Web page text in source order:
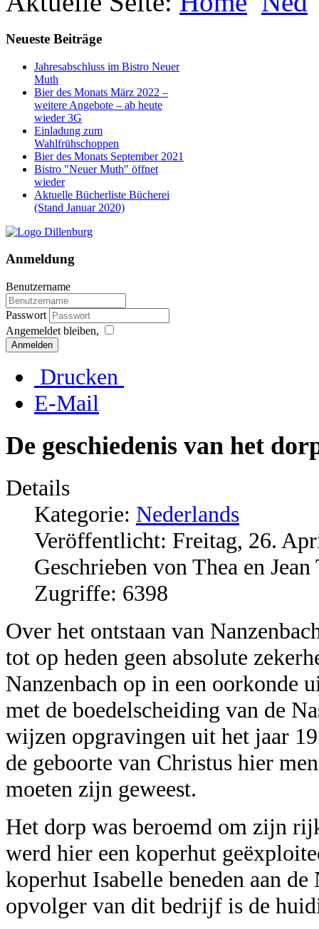
Neueste Beiträge
Jahresabschluss im Bistro Neuer
Muth
Bier des Monats März 2022 –
weitere Angebote – ab heute
wieder 3G
Einladung zum
Wahlfrühschoppen
Bier des Monats September 2021
Bistro "Neuer Muth" öffnet
wieder
Aktuelle Bücherliste Bücherei
(Stand Januar 2020)
Anmeldung
Benutzername
Passwort
Angemeldet bleiben,
Anmelden
Drucken
E-Mail
De geschiedenis van het
Details
Kategorie: Nederlands
Veröffentlicht: Freitag, 26.
Geschrieben von Thea en
Zugriffe: 6398
Over het ontstaan van
tot op heden geen absolute
Nanzenbach op in een oorkonde
met de boedelscheiding van de
wijzen opgravingen uit het jaar
de geboorte van Christus hier
moeten zijn geweest.
Het dorp was beroemd om zijn
werd hier een koperhut
koperhut Isabelle beneden aan
opvolger van dit bedrijf is de